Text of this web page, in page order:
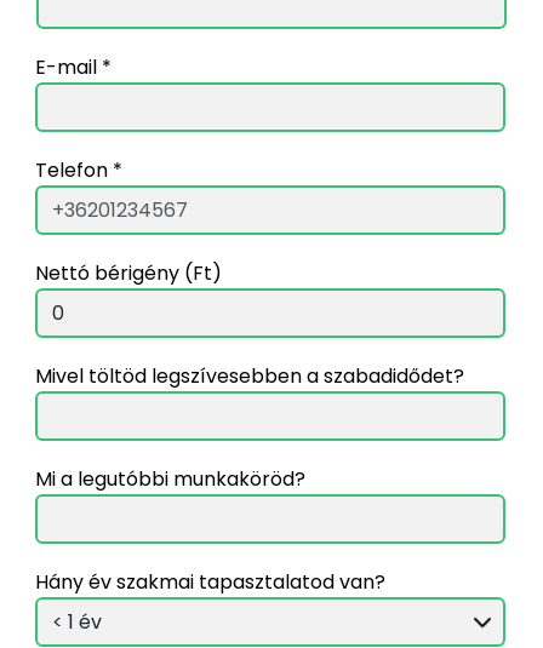
E-mail *
Telefon *
Nettó bérigény (Ft)
Mivel töltöd legszívesebben a szabadidődet?
Mi a legutóbbi munkaköröd?
Hány év szakmai tapasztalatod van?